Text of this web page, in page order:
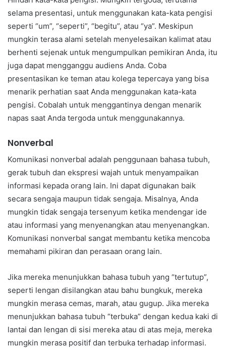
selama presentasi, untuk menggunakan kata-kata pengisi
seperti “um”, “seperti”, “begitu”, atau “ya”. Meskipun
mungkin terasa alami setelah menyelesaikan kalimat atau
berhenti sejenak untuk mengumpulkan pemikiran Anda, itu
juga dapat mengganggu audiens Anda. Coba
presentasikan ke teman atau kolega tepercaya yang bisa
menarik perhatian saat Anda menggunakan kata-kata
pengisi. Cobalah untuk menggantinya dengan menarik
napas saat Anda tergoda untuk menggunakannya.
Nonverbal
Komunikasi nonverbal adalah penggunaan bahasa tubuh,
gerak tubuh dan ekspresi wajah untuk menyampaikan
informasi kepada orang lain. Ini dapat digunakan baik
secara sengaja maupun tidak sengaja. Misalnya, Anda
mungkin tidak sengaja tersenyum ketika mendengar ide
atau informasi yang menyenangkan atau menyenangkan.
Komunikasi nonverbal sangat membantu ketika mencoba
memahami pikiran dan perasaan orang lain.
Jika mereka menunjukkan bahasa tubuh yang “tertutup”,
seperti lengan disilangkan atau bahu bungkuk, mereka
mungkin merasa cemas, marah, atau gugup. Jika mereka
menunjukkan bahasa tubuh “terbuka” dengan kedua kaki di
lantai dan lengan di sisi mereka atau di atas meja, mereka
mungkin merasa positif dan terbuka terhadap informasi.